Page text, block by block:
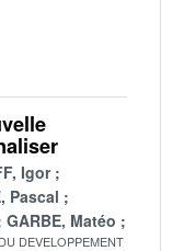
Igor
Pascal
GARBE, Matéo
DEVELOPPEMENT